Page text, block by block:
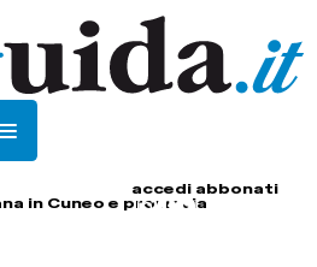
accedi abbonati
in Cuneo e provincia